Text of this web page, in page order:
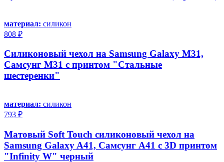
материал: силикон
808 ₽
Силиконовый чехол на Samsung Galaxy M31,
Самсунг М31 с принтом "Стальные
шестеренки"
материал: силикон
793 ₽
Матовый Soft Touch силиконовый чехол на
Samsung Galaxy A41, Самсунг А41 с 3D принтом
"Infinity W" черный